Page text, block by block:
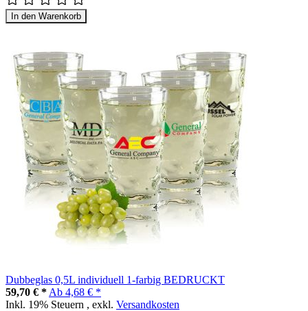
In den Warenkorb
Dubbeglas 0,5L individuell 1-farbig BEDRUCKT
59,70 € * Ab 4,68 € *
Inkl. 19% Steuern , exkl. Versandkosten